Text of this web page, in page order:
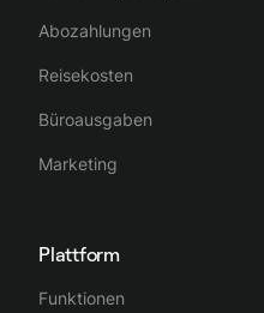
Abozahlungen
Reisekosten
Büroausgaben
Marketing
Plattform
Funktionen